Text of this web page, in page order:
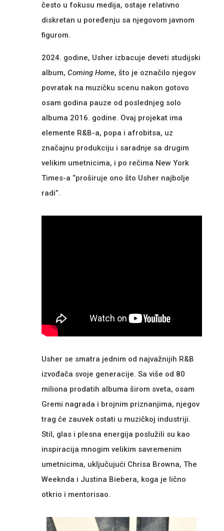
često u fokusu medija, ostaje relativno
diskretan u poređenju sa njegovom javnom
figurom.
2024. godine, Usher izbacuje deveti studijski
album,Coming Home, što je označilo njegov
povratak na muzičku scenu nakon gotovo
osam godina pauze od poslednjeg solo
albuma 2016. godine. Ovaj projekat ima
elemente R&B-a, popa i afrobitsa, uz
značajnu produkciju i saradnje sa drugim
velikim umetnicima, i po rečima New York
Times-a “proširuje ono što Usher najbolje
radi”.
Usher se smatra jednim od najvažnijih R&B
izvođača svoje generacije. Sa više od 80
miliona prodatih albuma širom sveta, osam
Gremi nagrada i brojnim priznanjima, njegov
trag će zauvek ostati u muzičkoj industriji.
Stil, glas i plesna energija poslužili su kao
inspiracija mnogim velikim savremenim
umetnicima, uključujući Chrisa Browna, The
Weeknda i Justina Biebera, koga je lično
otkrio i mentorisao.